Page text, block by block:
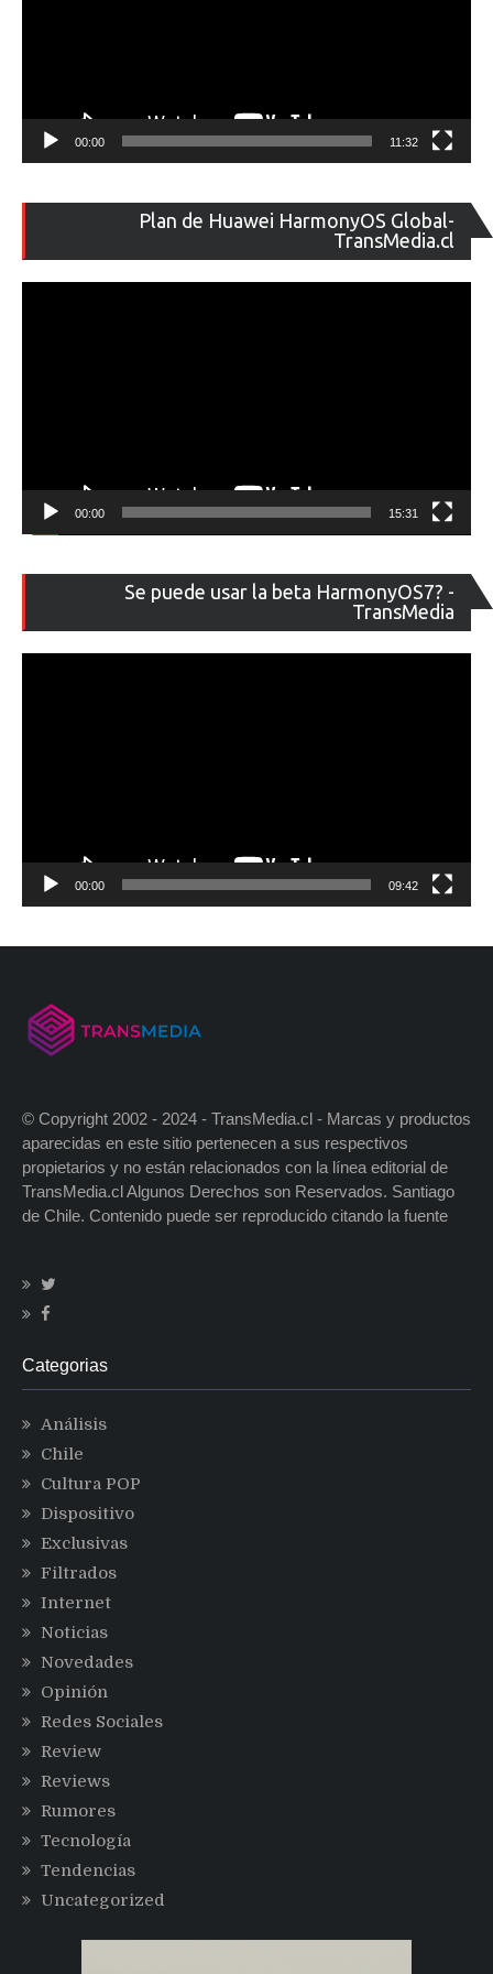
00:00 11:32
Plan de Huawei HarmonyOS Global-
TransMedia.cl
de
00:00 15:31
Se puede usar la beta HarmonyOS7? -
TransMedia
de
00:00 09:42
© Copyright 2002 - 2024 - TransMedia.cl - Marcas y productos
aparecidas en este sitio pertenecen a sus respectivos
propietarios y no están relacionados con la línea editorial de
TransMedia.cl Algunos Derechos son Reservados. Santiago
de Chile. Contenido puede ser reproducido citando la fuente
Categorias
Análisis
Chile
Cultura POP
Dispositivo
Exclusivas
Filtrados
Internet
Noticias
Novedades
Opinión
Redes Sociales
Review
Reviews
Rumores
Tecnología
Tendencias
Uncategorized